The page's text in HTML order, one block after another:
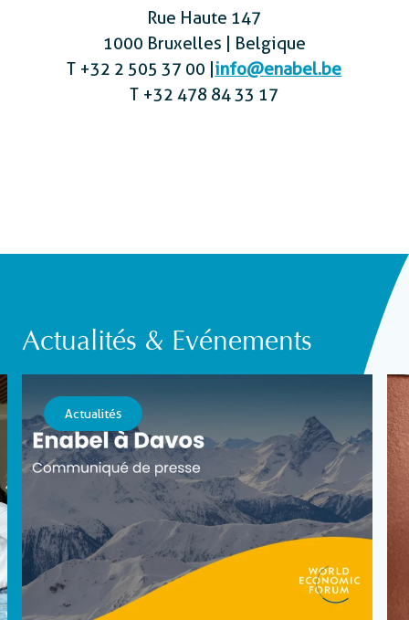
Rue Haute 147
1000 Bruxelles | Belgique
T +32 2 505 37 00 | info@enabel.be
T +32 478 84 33 17
Actualités & Evénements
Actualités